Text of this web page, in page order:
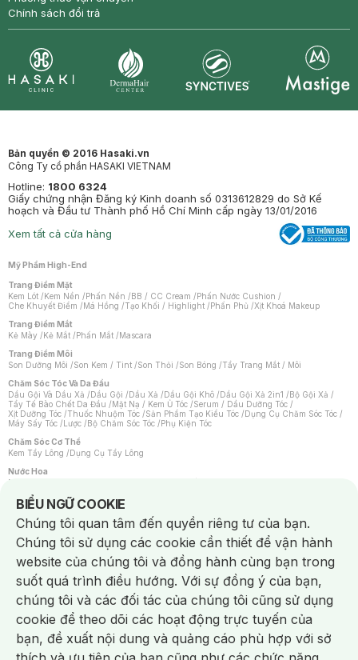
Chính sách đổi trả
Bản quyền © 2016 Hasaki.vn
Công Ty cổ phần HASAKI VIETNAM
Hotline: 1800 6324
Giấy chứng nhận Đăng ký Kinh doanh số 0313612829 do Sở Kế
hoạch và Đầu tư Thành phố Hồ Chí Minh cấp ngày 13/01/2016
Xem tất cả cửa hàng
Mỹ Phẩm High-End
Trang Điểm Mặt
Kem Lót /Kem Nền /Phấn Nền /BB / CC Cream /Phấn Nước Cushion /
Che Khuyết Điểm /Má Hồng /Tạo Khối / Highlight /Phấn Phủ /Xịt Khoá Makeup
Trang Điểm Mắt
Kẻ Mày /Kẻ Mắt /Phấn Mắt /Mascara
Trang Điểm Môi
Son Dưỡng Môi /Son Kem / Tint /Son Thỏi /Son Bóng /Tẩy Trang Mắt / Môi
Chăm Sóc Tóc Và Da Đầu
Dầu Gội Và Dầu Xả /Dầu Gội /Dầu Xả /Dầu Gội Khô /Dầu Gội Xả 2in1 /Bộ Gội Xả /
Tẩy Tế Bào Chết Da Đầu /Mặt Nạ / Kem Ủ Tóc /Serum / Dầu Dưỡng Tóc /
Xịt Dưỡng Tóc /Thuốc Nhuộm Tóc /Sản Phẩm Tạo Kiểu Tóc /Dụng Cụ Chăm Sóc Tóc /
Máy Sấy Tóc /Lược /Bộ Chăm Sóc Tóc /Phụ Kiện Tóc
Chăm Sóc Cơ Thể
Kem Tẩy Lông /Dụng Cụ Tẩy Lông
Nước Hoa
Nước Hoa Nữ
Chăm Sóc Cá Nhân
Chống Muỗi /Khẩu Trang /Máy Massage/Mặt Nạ Xông Hơi /Nước Rửa Tay/
Sản Phẩm Chăm Sóc Khác /Bàn Chải Đánh Răng /Bàn Chải Điện/
Hỗ Trợ Trắng Răng/Kem Đánh Răng /Máy Tăm Nước/ Nước Súc Miệng/
Tăm / Chỉ Nha Khoa/ Xịt Thơm Miệng / Dung Dịch Vệ Sinh/Dưỡng Vùng Kín/
Khăn Ướt Vệ Sinh Vùng Kín/Băng Vệ Sinh/Tampon/Bọt Cạo Râu /Dao Cạo Râu/
Máy Cạo Râu
Vấn Đề Về Da
Da Dầu / Lỗ Chân Lông To/ Da Khô / Mất Nước/ Da Lão Hóa/ Da Mụn/
Da Nhạy Cảm / Kích Ứng
Da Xỉn Màu Thâm / Nám / Tàn Nhang
Quầng Thâm & Bọng Mắt /Sẹo /Viêm Da Cơ Địa
Dụng Cụ / Phụ Kiện Chăm Sóc Da
Bông Tẩy Trang
Khăn Lau Mặt Khô Dụng Cụ / Máy Rửa Mặt Máy Chăm Sóc Da
Dụng Cụ Chăm Sóc Khác
BIỂU NGỮ COOKIE
Notice about cookies usage
Chúng tôi quan tâm đến quyền riêng tư của bạn.
Chúng tôi sử dụng các cookie cần thiết để vận hành
website của chúng tôi và đồng hành cùng bạn trong
suốt quá trình điều hướng. Với sự đồng ý của bạn,
chúng tôi và các đối tác của chúng tôi cũng sử dụng
cookie để theo dõi các hoạt động trực tuyến của
bạn, đề xuất nội dung và quảng cáo phù hợp với sở